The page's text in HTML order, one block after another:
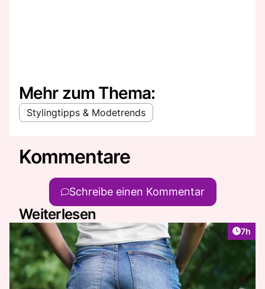
Mehr zum Thema:
Stylingtipps & Modetrends
Kommentare
Schreibe einen Kommentar
Weiterlesen
7h